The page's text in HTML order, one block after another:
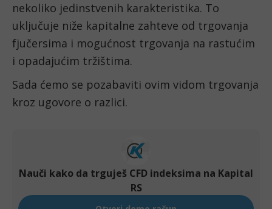
nekoliko jedinstvenih karakteristika. To
uključuje niže kapitalne zahteve od trgovanja
fjučersima i mogućnost trgovanja na rastućim
i opadajućim tržištima.
Sada ćemo se pozabaviti ovim vidom trgovanja
kroz ugovore o razlici.